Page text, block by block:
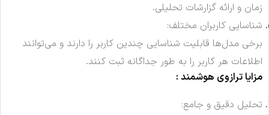
زمان و ارائه گزارشات تحلیلی.
شناسایی کاربران مختلف:
برخی مدل‌ها قابلیت شناسایی چندین کاربر را دارند و می‌توانند
اطلاعات هر کاربر را به طور جداگانه ثبت کنند.
مزایا ترازوی هوشمند :
تحلیل دقیق و جامع: